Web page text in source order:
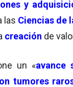
y
las Ciencias de
creación de
un «avance
tumores